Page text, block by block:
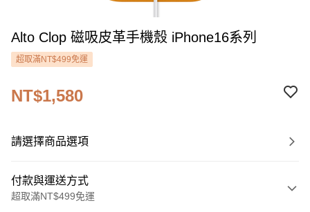
Alto Clop 磁吸皮革手機殼 iPhone16系列
超取滿NT$499免運
NT$1,580
請選擇商品選項
付款與運送方式
超取滿NT$499免運